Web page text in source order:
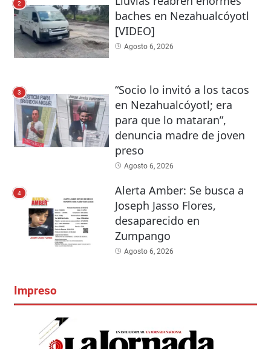
2
baches en Nezahualcóyotl
[VIDEO]
Agosto 6, 2026
3
“Socio lo invitó a los tacos
en Nezahualcóyotl; era
para que lo mataran”,
denuncia madre de joven
preso
Agosto 6, 2026
4
Alerta Amber: Se busca a
Joseph Jasso Flores,
desaparecido en
Zumpango
Agosto 6, 2026
Impreso